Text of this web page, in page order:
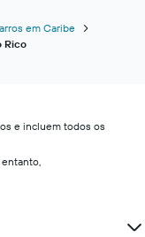
em Caribe
Rico
e incluem todos os